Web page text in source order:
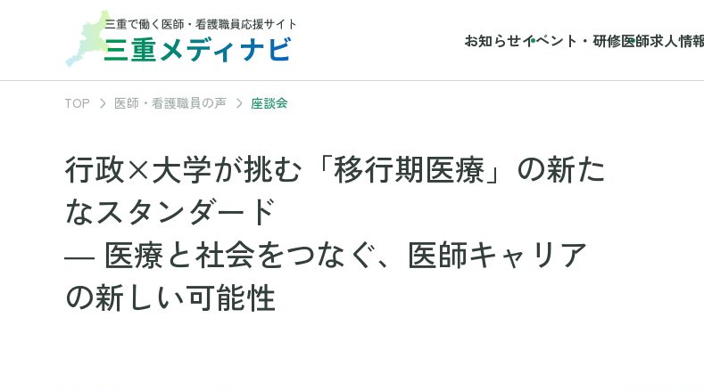
お知らせイベント・研修医師求人情
TOP 医師・看護職員の声 座談会
行政×大学が挑む「移行期医療」の新た
なスタンダード
― 医療と社会をつなぐ、医師キャリア
の新しい可能性